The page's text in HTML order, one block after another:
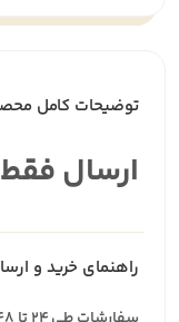
توضیحات کامل
ارسال فقط
راهنمای خرید و